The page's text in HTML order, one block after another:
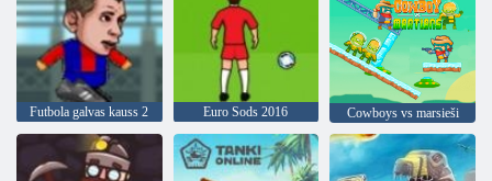
Futbola galvas kauss 2 Euro Sods 2016 Cowboys vs marsieši